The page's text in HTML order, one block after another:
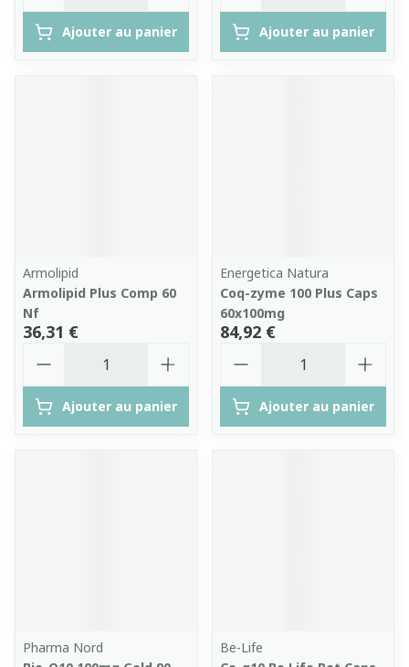
Ajouter au panier Ajouter au panier
Armolipid
Armolipid Plus Comp 60
Nf
36,31 €
Ajouter au panier
Energetica Natura
Coq-zyme 100 Plus Caps
60x100mg
84,92 €
Ajouter au panier
Pharma Nord
Be-Life